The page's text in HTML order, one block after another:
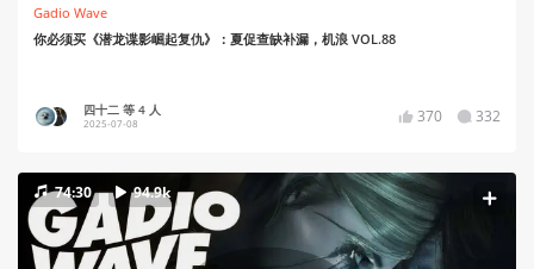
Gadio Wave
你必须买《潜龙谍影崛起复仇》：夏促查缺补漏，机浪 VOL.88
四十二 等 4 人
2025-07-08 370 332
74:30 94.9k